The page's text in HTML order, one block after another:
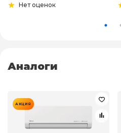
Нет оценок
Аналоги
АКЦИЯ